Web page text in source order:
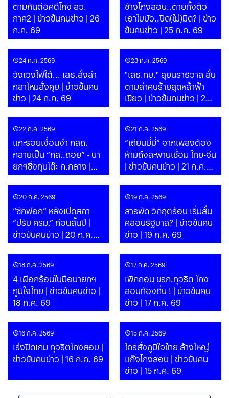
ตามกันต่อคดีโกง สว.
ภาค2 | ข่าวข้นคนข่าว | 26
ก.ค. 69
ช้างโกงสอบ..ตายทั้งตัว
เอาใบบัว..ปิด(ไม่)มิด? | ข่าว
ข้นคนข่าว | 25 ก.ค. 69
24 ก.ค. 2569
วังเวงไฟใต้... เสธ.สั่งล่า
กลาโหมสั่งคุย | ข่าวข้นคน
ข่าว | 24 ก.ค. 69
23 ก.ค. 2569
"เสธ.ทบ." ลุยนราธิวาส ลั่น
ตามล่าคนร้ายสุดหล้าฟ้า
เขียว | ข่าวข้นคนข่าว | 23
ก.ค. 69
22 ก.ค. 2569
แกะรอยเงื่อนงำ กสถ.
กลายเป็น “กส..ถอย” - นา
ยกฯชิ่งทุบโต๊ะ ก.กลาง |
ข่าวข้นคนข่าว | 22 ก.ค. 69
21 ก.ค. 2569
“เถียนมี่มี่“ จากเพลงต้อง
ห้ามถึงสะพานเชื่อม ไทย-จีน
| ข่าวข้นคนข่าว | 21 ก.ค.
69
20 ก.ค. 2569
“ซักฟอก” หลังเปิดสภา
“ปรับ ครม.” ก่อนสิ้นปี |
ข่าวข้นคนข่าว | 20 ก.ค.
69
19 ก.ค. 2569
สารพัด วิกฤตร้อน เริ่มสั่น
คลอนรัฐบาล? | ข่าวข้นคน
ข่าว | 19 ก.ค. 69
18 ก.ค. 2569
4 เผือกร้อนในมือนายกฯ
ภูมิใจไทย | ข่าวข้นคนข่าว |
18 ก.ค. 69
17 ก.ค. 2569
เพิกถอน ขรก.ทุจริต โกง
สอบท้องถิ่น ! | ข่าวข้นคน
ข่าว | 17 ก.ค. 69
16 ก.ค. 2569
เร่งปิดเกม ทุจริตโกงสอบ |
ข่าวข้นคนข่าว | 16 ก.ค. 69
15 ก.ค. 2569
ใครสั่งภูมิใจไทย ล้างใหญ่
แก๊งโกงสอบ | ข่าวข้นคน
ข่าว | 15 ก.ค. 69